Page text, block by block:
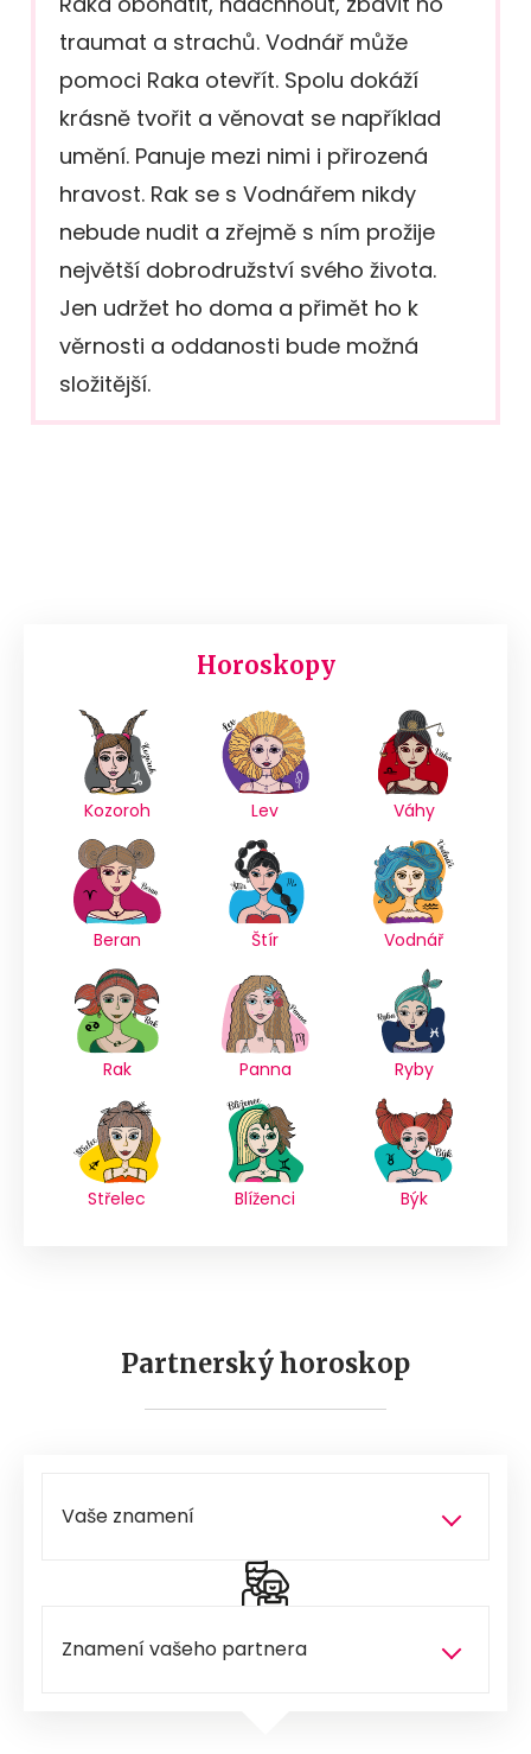
traumat a strachů. Vodnář může
pomoci Raka otevřít. Spolu dokáží
krásně tvořit a věnovat se například
umění. Panuje mezi nimi i přirozená
hravost. Rak se s Vodnářem nikdy
nebude nudit a zřejmě s ním prožije
největší dobrodružství svého života.
Jen udržet ho doma a přimět ho k
věrnosti a oddanosti bude možná
složitější.
Horoskopy
Kozoroh Lev Váhy
Beran Štír Vodnář
Rak Panna Ryby
Střelec Blíženci Býk
Partnerský horoskop